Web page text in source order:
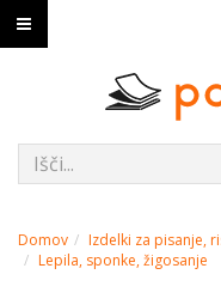
Domov
Izdelki za pisanje,
Lepila, sponke, žigosanje